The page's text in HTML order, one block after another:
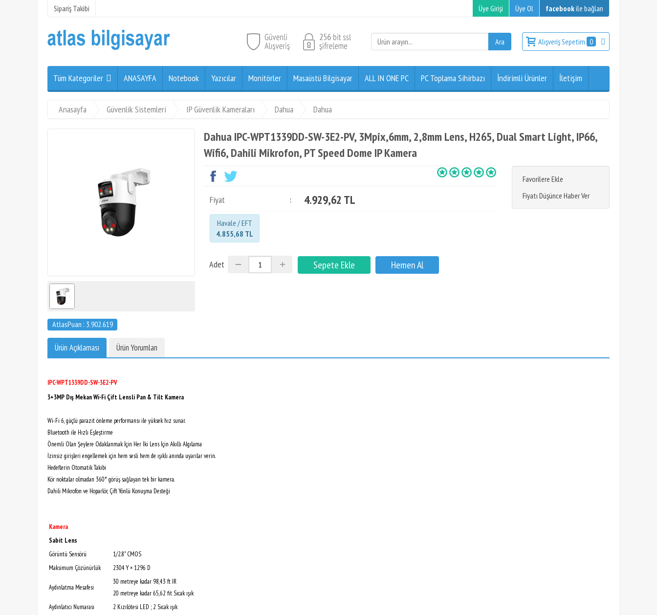
Sipariş Takibi Üye Girişi Üye Ol facebookile bağlan
Alışveriş Sepetim 0
Tüm Kategoriler ANASAYFA Notebook Yazıcılar Monitörler Masaüstü Bilgisayar ALL IN ONE PC PC Toplama Sihirbazı İndirimli Ürünler İletişim
Anasayfa Güvenlik Sistemleri IP Güvenlik Kameraları Dahua Dahua
AtlasPuan : 3.902.619
Dahua IPC-WPT1339DD-SW-3E2-PV, 3Mpix,6mm, 2,8mm Lens, H265, Dual Smart Light, IP66,
Wifi6, Dahili Mikrofon, PT Speed Dome IP Kamera
Favorilere Ekle
Fiyatı Düşünce Haber Ver
Fiyat : 4.929,62 TL
Havale / EFT
4.855,68 TL
Adet
Ürün Açıklaması Ürün Yorumları
IPC-WPT1339DD-SW-3E2-PV
3+3MP Dış Mekan Wi-Fi Çift Lensli Pan & Tilt Kamera
Wi-Fi 6, güçlü parazit önleme performansı ile yüksek hız sunar.
Bluetooth ile Hızlı Eşleştirme
Önemli Olan Şeylere Odaklanmak İçin Her İki Lens İçin Akıllı Algılama
İzinsiz girişleri engellemek için hem sesli hem de ışıklı anında uyarılar verin.
Hedeflerin Otomatik Takibi
Kör noktalar olmadan 360° görüş sağlayan tek bir kamera.
Dahili Mikrofon ve Hoparlör, Çift Yönlü Konuşma Desteği
Kamera
Sabit Lens
Görüntü Sensörü
1/2.8" CMOS
Maksimum Çözünürlük
2304 Y × 1296 D
Aydınlatma Mesafesi
30 metreye kadar 98,43 ft IR
20 metreye kadar 65,62 fit Sıcak ışık
Aydınlatıcı Numarası
2 Kızılötesi LED ; 2 Sıcak ışık